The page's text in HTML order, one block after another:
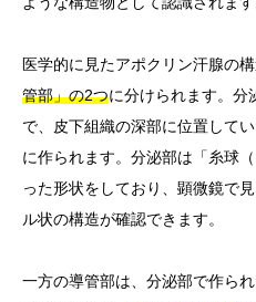
医学的に見たアポクリン汗腺の
管部」の2つに分けられます。分
で、皮下組織の深部に位置して
に作られます。分泌部は「糸球
った形状をしており、顕微鏡で
ル状の構造が確認できます。
一方の導管部は、分泌部で作ら